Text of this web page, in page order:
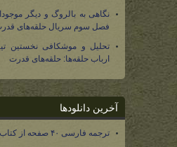
نگاهی به بالروگ و دیگر
فصل سوم سریال حلقه‌های
تحلیل و موشکافی نخستین
ارباب حلقه‌ها: حلقه‌های قدرت
آخرین دانلودها
ترجمه فارسی ۴۰ صفحه از کتاب «سقوط نومه‌نور»